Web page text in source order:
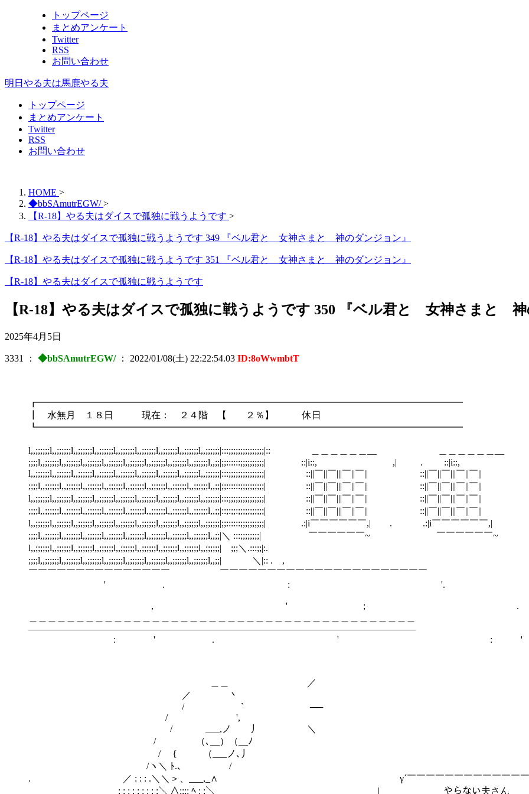
トップページ
まとめアンケート
Twitter
RSS
お問い合わせ
明日やる夫は馬鹿やる夫
トップページ
まとめアンケート
Twitter
RSS
お問い合わせ
HOME >
◆bbSAmutrEGW/ >
【R-18】やる夫はダイスで孤独に戦うようです >
【R-18】やる夫はダイスで孤独に戦うようです 349 『ベル君と 女神さまと 神のダンジョン』
【R-18】やる夫はダイスで孤独に戦うようです 351 『ベル君と 女神さまと 神のダンジョン』
【R-18】やる夫はダイスで孤独に戦うようです
【R-18】やる夫はダイスで孤独に戦うようです 350 『ベル君と 女神さまと
2025年4月5日
3331 ： ◆bbSAmutrEGW/： 2022/01/08(土) 22:22:54.03 ID:8oWwmbtT
┏━━━━━━━━━━━━━━━━━━━━━━━━━━━━━━━━━━━━━━━━━━━━━
┃ 水無月 １８日 現在： ２４階 【 ２％】 休日
┗━━━━━━━━━━━━━━━━━━━━━━━━━━━━━━━━━━━━━━━━━━━━━
l,,;;;;;;l,,;;;;;;l,,;;;;;;l,,;;;;;;l,,;;;;;;l,,;;;;;;l,,;;;;;;l,,;;;;;;l,,;;;;;;|:::;;;;;;;;;;;;;;;|:: ＿＿＿＿＿＿__ ＿＿＿＿＿＿__
;;;;l,,;;;;;;l,,;;;;;;l,,;;;;;;l,,;;;;;;l,,;;;;;;l,,;;;;;;l,,;;;;;;l,,;;;;;;l,,;;|;;::::::;;;;;;;;;;| ::|i::, ,| .
l,,;;;;;;l,,;;;;;;l,,;;;;;;l,,;;;;;;l,,;;;;;;l,,;;;;;;l,,;;;;;;l,,;;;;;;l,,;;;;;;|:::;;;;;;;;;;;;;;;| ::||￣||￣|||￣||￣|| ::||￣||￣|||￣||￣||
;;;;l,,;;;;;;l,,;;;;;;l,,;;;;;;l,,;;;;;;l,,;;;;;;l,,;;;;;;l,,;;;;;;l,,;;;;;;l,,;;|;;::::::;;;;;;;;;;| ::||￣||￣|||￣||￣|| ::||￣||￣|||￣||￣||
l,,;;;;;;l,,;;;;;;l,,;;;;;;l,,;;;;;;l,,;;;;;;l,,;;;;;;l,,;;;;;;l,,;;;;;;l,,;;;;;;|:::;;;;;;;;;;;;;;;| ::||￣||￣|||￣||￣|| ::||￣||￣|||￣||￣||
;;;;l,,;;;;;;l,,;;;;;;l,,;;;;;;l,,;;;;;;l,,;;;;;;l,,;;;;;;l,,;;;;;;l,,;;;;;;l,,;;|::;:;;:;;;;;;;;;;;| ::||￣||￣|||￣||￣|| ::||￣||￣|||￣||￣||
l,,;;;;;;l,,;;;;;;l,,;;;;;;l,,;;;;;;l,,;;;;;;l,,;;;;;;l,,;;;;;;l,,;;;;;;l,,;;;;;;|;;::::::;;;;;;;;;;| .:|i￣￣￣￣￣￣,| . .:|i￣￣￣￣￣￣,|
;;;;l,,;;;;;;l,,;;;;;;l,,;;;;;;l,,;;;;;;l,,;;;;;;l,,;;;;;;l,,;;;;;;l,,;;;;;;l,,;;|＼ :::;;;;;;;;| ￣￣￣￣￣￣~ ￣￣￣￣￣￣~
l,,;;;;;;l,,;;;;;;l,,;;;;;;l,,;;;;;;l,,;;;;;;l,,;;;;;;l,,;;;;;;l,,;;;;;;l,,;;;;;;| ;;;＼.:::;;|:.
;;;;l,,;;;;;;l,,;;;;;;l,,;;;;;;l,,;;;;;;l,,;;;;;;l,,;;;;;;l,,;;;;;;l,,;;;;;;l,,;;| ＼|:: . ,
￣￣￣￣￣￣￣￣￣￣￣￣￣￣￣ ￣￣￣￣￣￣￣￣￣￣￣￣￣￣￣￣￣￣￣￣￣￣
' . : '.
, ' ; .
―――――――――――――――――――――――――――――――――――――――――
: ' . ' : '
＿＿ ／
／ 丶
/ ` ──
/ ',
/ ___,ノ ゝ丿 ＼
/ （､__）（__ﾉ
/ { （___ノ､丿
/ヽ＼ ﾄ.､ /
. ／ : : : .＼＼＞、___,_∧ γ´￣￣￣￣￣￣￣￣￣￣￣￣￣￣
: : : : : : : : :＼ ∧:::: ﾍ : :＼ | やらない夫さ